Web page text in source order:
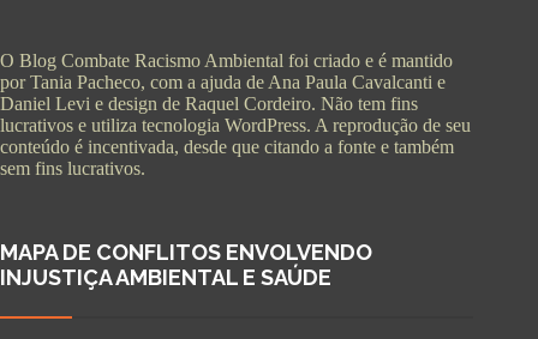
O Blog Combate Racismo Ambiental foi criado e é mantido
por Tania Pacheco, com a ajuda de Ana Paula Cavalcanti e
Daniel Levi e design de Raquel Cordeiro. Não tem fins
lucrativos e utiliza tecnologia WordPress. A reprodução de seu
conteúdo é incentivada, desde que citando a fonte e também
sem fins lucrativos.
MAPA DE CONFLITOS ENVOLVENDO
INJUSTIÇA AMBIENTAL E SAÚDE